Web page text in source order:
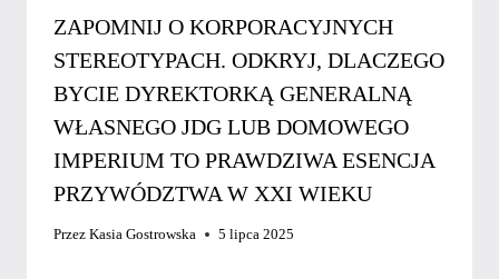
ZAPOMNIJ O KORPORACYJNYCH
STEREOTYPACH. ODKRYJ, DLACZEGO
BYCIE DYREKTORKĄ GENERALNĄ
WŁASNEGO JDG LUB DOMOWEGO
IMPERIUM TO PRAWDZIWA ESENCJA
PRZYWÓDZTWA W XXI WIEKU
Przez Kasia Gostrowska 5 lipca 2025